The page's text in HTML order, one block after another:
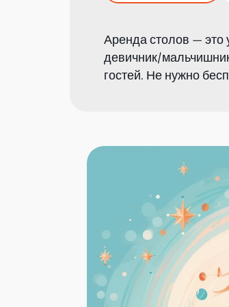
Аренда столов — это
девичник/
гостей. Не нужно